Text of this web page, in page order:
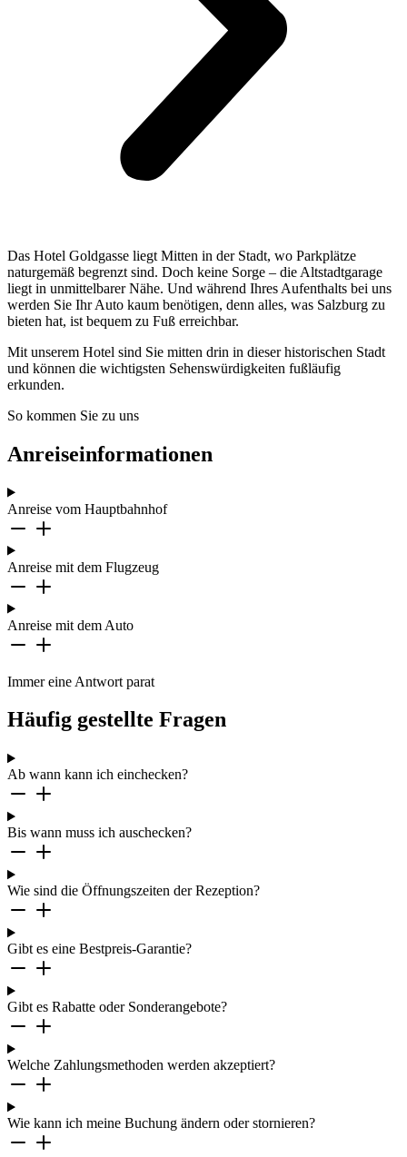
Das Hotel Goldgasse liegt Mitten in der Stadt, wo Parkplätze
naturgemäß begrenzt sind. Doch keine Sorge – die Altstadtgarage
liegt in unmittelbarer Nähe. Und während Ihres Aufenthalts bei uns
werden Sie Ihr Auto kaum benötigen, denn alles, was Salzburg zu
bieten hat, ist bequem zu Fuß erreichbar.
Mit unserem Hotel sind Sie mitten drin in dieser historischen Stadt
und können die wichtigsten Sehenswürdigkeiten fußläufig
erkunden.
So kommen Sie zu uns
Anreiseinformationen
Anreise vom Hauptbahnhof
Anreise mit dem Flugzeug
Anreise mit dem Auto
Immer eine Antwort parat
Häufig gestellte Fragen
Ab wann kann ich einchecken?
Bis wann muss ich auschecken?
Wie sind die Öffnungszeiten der Rezeption?
Gibt es eine Bestpreis-Garantie?
Gibt es Rabatte oder Sonderangebote?
Welche Zahlungsmethoden werden akzeptiert?
Wie kann ich meine Buchung ändern oder stornieren?